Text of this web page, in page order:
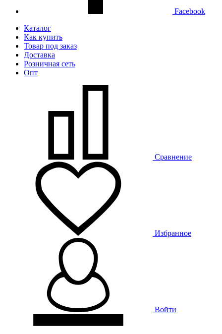
Facebook
Каталог
Как купить
Товар под заказ
Доставка
Розничная сеть
Опт
Сравнение
Избранное
Войти